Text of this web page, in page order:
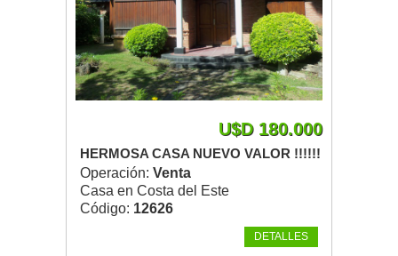
U$D 180.000
HERMOSA CASA NUEVO VALOR !!!!!!
Operación: Venta
Casa en Costa del Este
Código: 12626
DETALLES